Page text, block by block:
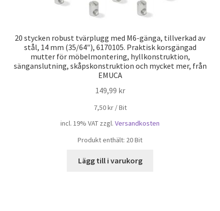
20 stycken robust tvärplugg med M6-gänga, tillverkad av
stål, 14 mm (35/64″), 6170105. Praktisk korsgängad
mutter för möbelmontering, hyllkonstruktion,
sänganslutning, skåpskonstruktion och mycket mer, från
EMUCA
149,99 kr
7,50kr/Bit
incl. 19% VAT zzgl. Versandkosten
Produkt enthält: 20Bit
Lägg till i varukorg